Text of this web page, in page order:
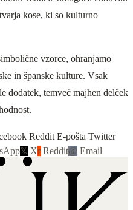
kose, ki so kulturno
vzorce, ohranjamo
in španske kulture. Vsak
dodatek, temveč majhen delček
Reddit E-pošta Twitter
𝕏 XrReddit@ Email